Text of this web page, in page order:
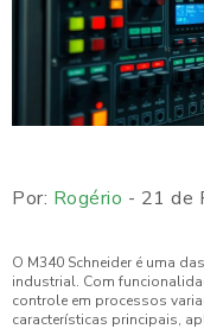
Por: Rogério - 21 de
O M340 Schneider é uma
industrial. Com
controle em processos
características principais,